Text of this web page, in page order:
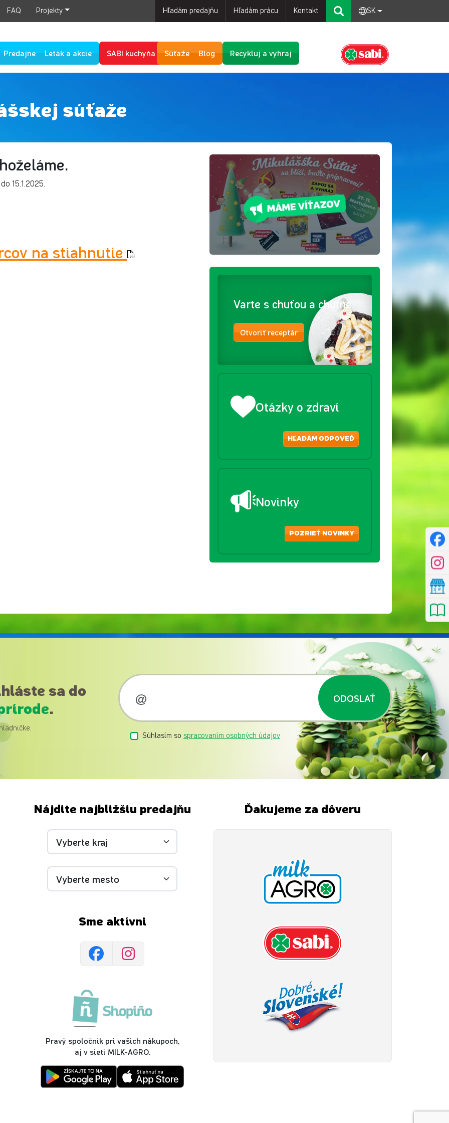
FAQ Projekty Hľadám predajňu Hľadám prácu Kontakt SK
Predajne Leták a akcie SABI kuchyňa Súťaže Blog Recykluj a vyhraj
súťaže
15.1.2025.
na stiahnutie
Varte s chuťou a chutne
Otvoriť receptár
Otázky o zdraví
HĽADÁM ODPOVEĎ
Novinky
POZRIEŤ NOVINKY
sa do
.
ODOSLAŤ
Súhlasím so spracovaním osobných údajov
Nájdite najbližšiu predajňu
Sme aktívni
Pravý spoločník pri vašich nákupoch,
aj v sieti MILK-AGRO.
Ďakujeme za dôveru